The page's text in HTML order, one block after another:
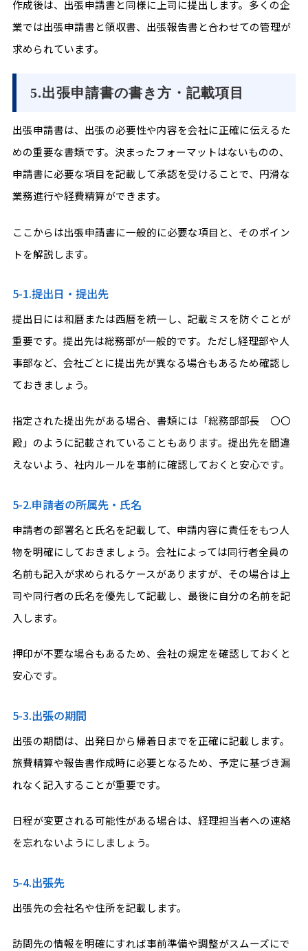
作成後は、出張申請書と同様に上司に提出します。多くの企
業では出張申請書と領収書、出張報告書と合わせての管理が
求められています。
5.出張申請書の書き方・記載項目
出張申請書は、出張の必要性や内容を会社に正確に伝えるた
めの重要な書類です。決まったフォーマットはないものの、
申請書に必要な項目を記載して承認を受けることで、円滑な
業務進行や経費精算ができます。
ここからは出張申請書に一般的に必要な項目と、そのポイン
トを解説します。
5-1.提出日・提出先
提出日には和暦または西暦を統一し、記載ミスを防ぐことが
重要です。提出先は総務部が一般的です。ただし経理部や人
事部など、会社ごとに提出先が異なる場合もあるため確認し
ておきましょう。
指定された提出先がある場合、書類には「総務部部長 〇〇
殿」のように記載されていることもあります。提出先を間違
えないよう、社内ルールを事前に確認しておくと安心です。
5-2.申請者の所属先・氏名
申請者の部署名と氏名を記載して、申請内容に責任をもつ人
物を明確にしておきましょう。会社によっては同行者全員の
名前も記入が求められるケースがありますが、その場合は上
司や同行者の氏名を優先して記載し、最後に自分の名前を記
入します。
押印が不要な場合もあるため、会社の規定を確認しておくと
安心です。
5-3.出張の期間
出張の期間は、出発日から帰着日までを正確に記載します。
旅費精算や報告書作成時に必要となるため、予定に基づき漏
れなく記入することが重要です。
日程が変更される可能性がある場合は、経理担当者への連絡
を忘れないようにしましょう。
5-4.出張先
出張先の会社名や住所を記載します。
訪問先の情報を明確にすれば事前準備や調整がスムーズにで